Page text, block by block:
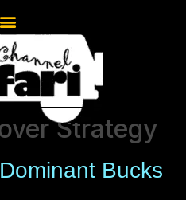
Strategy
Bucks